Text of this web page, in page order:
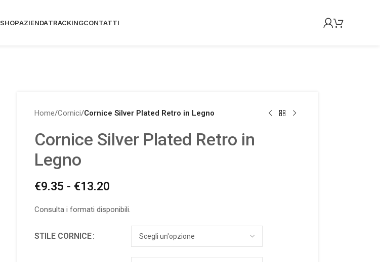
SHOPAZIENDATRACKINGCONTATTI
Home/Cornici/Cornice Silver Plated Retro in Legno
Cornice Silver Plated Retro in
Legno
€9.35 - €13.20
Consulta i formati disponibili.
STILE CORNICE